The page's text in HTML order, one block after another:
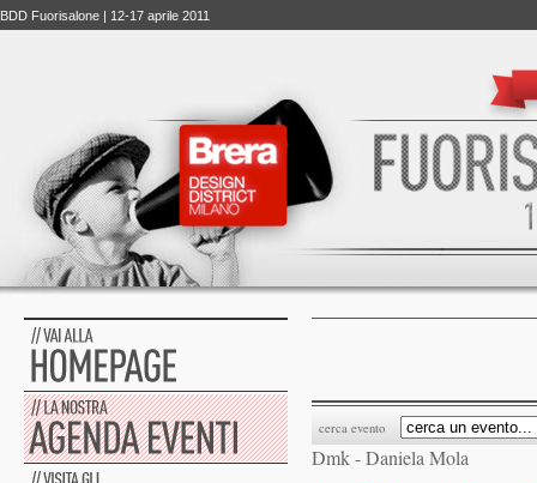
BDD Fuorisalone | 12-17 aprile 2011
cerca evento
Dmk - Daniela Mola